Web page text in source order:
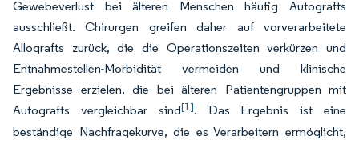
Gewebeverlust bei älteren Menschen häufig Autografts
ausschließt. Chirurgen greifen daher auf vorverarbeitete
Allografts zurück, die die Operationszeiten verkürzen und
Entnahmestellen-Morbidität vermeiden und klinische
Ergebnisse erzielen, die bei älteren Patientengruppen mit
Autografts vergleichbar sind[1]. Das Ergebnis ist eine
beständige Nachfragekurve, die es Verarbeitern ermöglicht,